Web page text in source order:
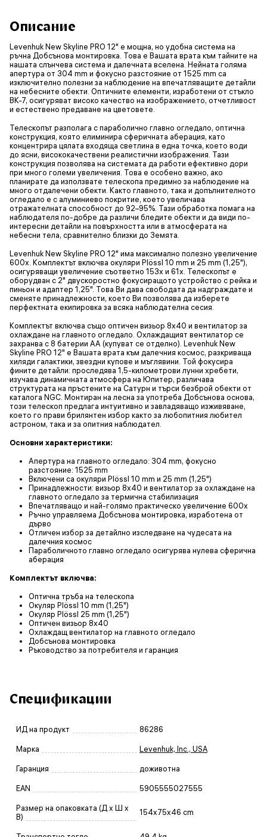
Описание
Levenhuk New Skyline PRO 12" е мощна, но удобна система на
ръчна Добсънова монтировка. Това е Вашата врата към тайните на
нашата слънчева система и далечната вселена. Нейната голяма
апертура от 304 mm и фокусно разстояние от 1525 mm са
изключително полезни за наблюдение на впечатляващите детайли
на небесните обекти. Оптичните елементи, изработени от стъкло
BK-7, осигуряват високо качество на изображението, отчетливост
и естествено предаване на цветовете.
Телескопът разполага с параболично главно огледало, оптична
конструкция, която елиминира сферичната аберация, като
концентрира цялата входяща светлина в една точка, което води
до ясни, висококачествени реалистични изображения. Тази
конструкция позволява на системата да работи ефективно дори
при много големи увеличения. Това е особено важно, ако
планирате да използвате телескопа предимно за наблюдение на
много отдалечени обекти. Както главното, така и допълнителното
огледало е с алуминиево покритие, което увеличава
отражателната способност до 92–95%. Тази обработка помага на
наблюдателя по-добре да различи бледите обекти и да види по-
интересни детайли на повърхността или в атмосферата на
небесни тела, сравнително близки до Земята.
Levenhuk New Skyline PRO 12" има максимално полезно увеличение
600x. Комплектът включва окуляри Plössl 10 mm и 25 mm (1,25"),
осигуряващи увеличение съответно 153x и 61x. Телескопът е
оборудван с 2" двускоростно фокусиращото устройство с рейка и
пиньон и адаптер 1,25". Това Ви дава свободата да надграждате и
сменяте принадлежности, което Ви позволява да изберете
перфектната екипировка за всяка наблюдателна сесия.
Комплектът включва също оптичен визьор 8x40 и вентилатор за
охлаждане на главното огледало. Охлаждащият вентилатор се
захранва с 8 батерии АА (купуват се отделно). Levenhuk New
Skyline PRO 12" е Вашата врата към далечния космос, разкриваща
хиляди галактики, звездни купове и мъглявини. Той фокусира
фините детайли: проследява 1,5-километрови лунни хребети,
изучава динамичната атмосфера на Юпитер, различава
структурата на пръстените на Сатурн и търси безброй обекти от
каталога NGC. Монтиран на лесна за употреба Добсънова основа,
този телескоп предлага интуитивно и завладяващо изживяване,
което го прави брилянтен избор както за любопитния любител
астроном, така и за опитния наблюдател.
Основни характеристики:
Апертура на главното огледало: 304 mm, фокусно
разстояние: 1525 mm
Включени са окуляри Plössl 10 mm и 25 mm (1,25")
Принадлежности: визьор 8x40 и вентилатор за охлаждане на
главното огледало за термична стабилизация
Впечатляващо и най-голямо практическо увеличение 600x
Ръчно управляема Добсънова монтировка, изработена от
дърво
Отличен избор за детайлно изследване на чудесата на
далечния космос
Параболичното главно огледало осигурява нулева сферична
аберация
Комплектът включва:
Оптична тръба на телескопа
Окуляр Plössl 10 mm (1,25")
Окуляр Plössl 25 mm (1,25")
Оптичен визьор 8x40
Охлаждащ вентилатор на главното огледало
Добсънова монтировка
Ръководство за потребителя и гаранция
Спецификации
ИД на продукт 86286
Марка Levenhuk, Inc., USA
Гаранция доживотна
EAN 5905555027555
Размер на опаковката (Д x Ш x
В)
154x75x46 cm